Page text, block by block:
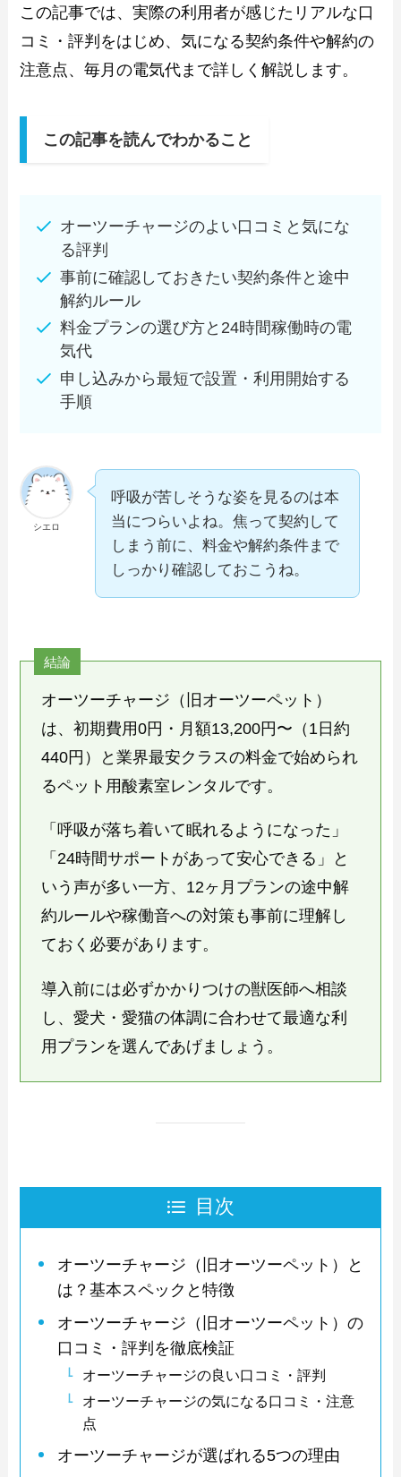
この記事では、実際の利用者が感じたリアルな口
コミ・評判をはじめ、気になる契約条件や解約の
注意点、毎月の電気代まで詳しく解説します。
この記事を読んでわかること
オーツーチャージのよい口コミと気にな
る評判
事前に確認しておきたい契約条件と途中
解約ルール
料金プランの選び方と24時間稼働時の電
気代
申し込みから最短で設置・利用開始する
手順
シエロ
呼吸が苦しそうな姿を見るのは本
当につらいよね。焦って契約して
しまう前に、料金や解約条件まで
しっかり確認しておこうね。
結論
オーツーチャージ（旧オーツーペット）
は、初期費用0円・月額13,200円〜（1日約
440円）と業界最安クラスの料金で始められ
るペット用酸素室レンタルです。
「呼吸が落ち着いて眠れるようになった」
「24時間サポートがあって安心できる」と
いう声が多い一方、12ヶ月プランの途中解
約ルールや稼働音への対策も事前に理解し
ておく必要があります。
導入前には必ずかかりつけの獣医師へ相談
し、愛犬・愛猫の体調に合わせて最適な利
用プランを選んであげましょう。
目次
オーツーチャージ（旧オーツーペット）と
は？基本スペックと特徴
オーツーチャージ（旧オーツーペット）の
口コミ・評判を徹底検証
オーツーチャージの良い口コミ・評判
オーツーチャージの気になる口コミ・注意
点
オーツーチャージが選ばれる5つの理由